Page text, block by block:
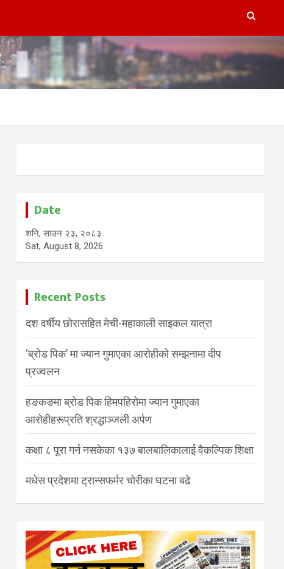
Date
शनि, साउन २३, २०८३
Sat, August 8, 2026
Recent Posts
दश वर्षीय छोरासहित मेची-महाकाली साइकल यात्रा
‘ब्रोड पिक’ मा ज्यान गुमाएका आरोहीको सम्झनामा दीप
प्रज्वलन
हङकङमा ब्रोड पिक हिमपहिरोमा ज्यान गुमाएका
आरोहीहरूप्रति श्रद्धाञ्जली अर्पण
कक्षा ८ पूरा गर्न नसकेका १३७ बालबालिकालाई वैकल्पिक शिक्षा
मधेस प्रदेशमा ट्रान्सफर्मर चोरीका घटना बढे